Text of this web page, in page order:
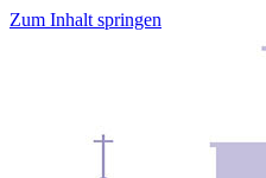
Zum Inhalt springen